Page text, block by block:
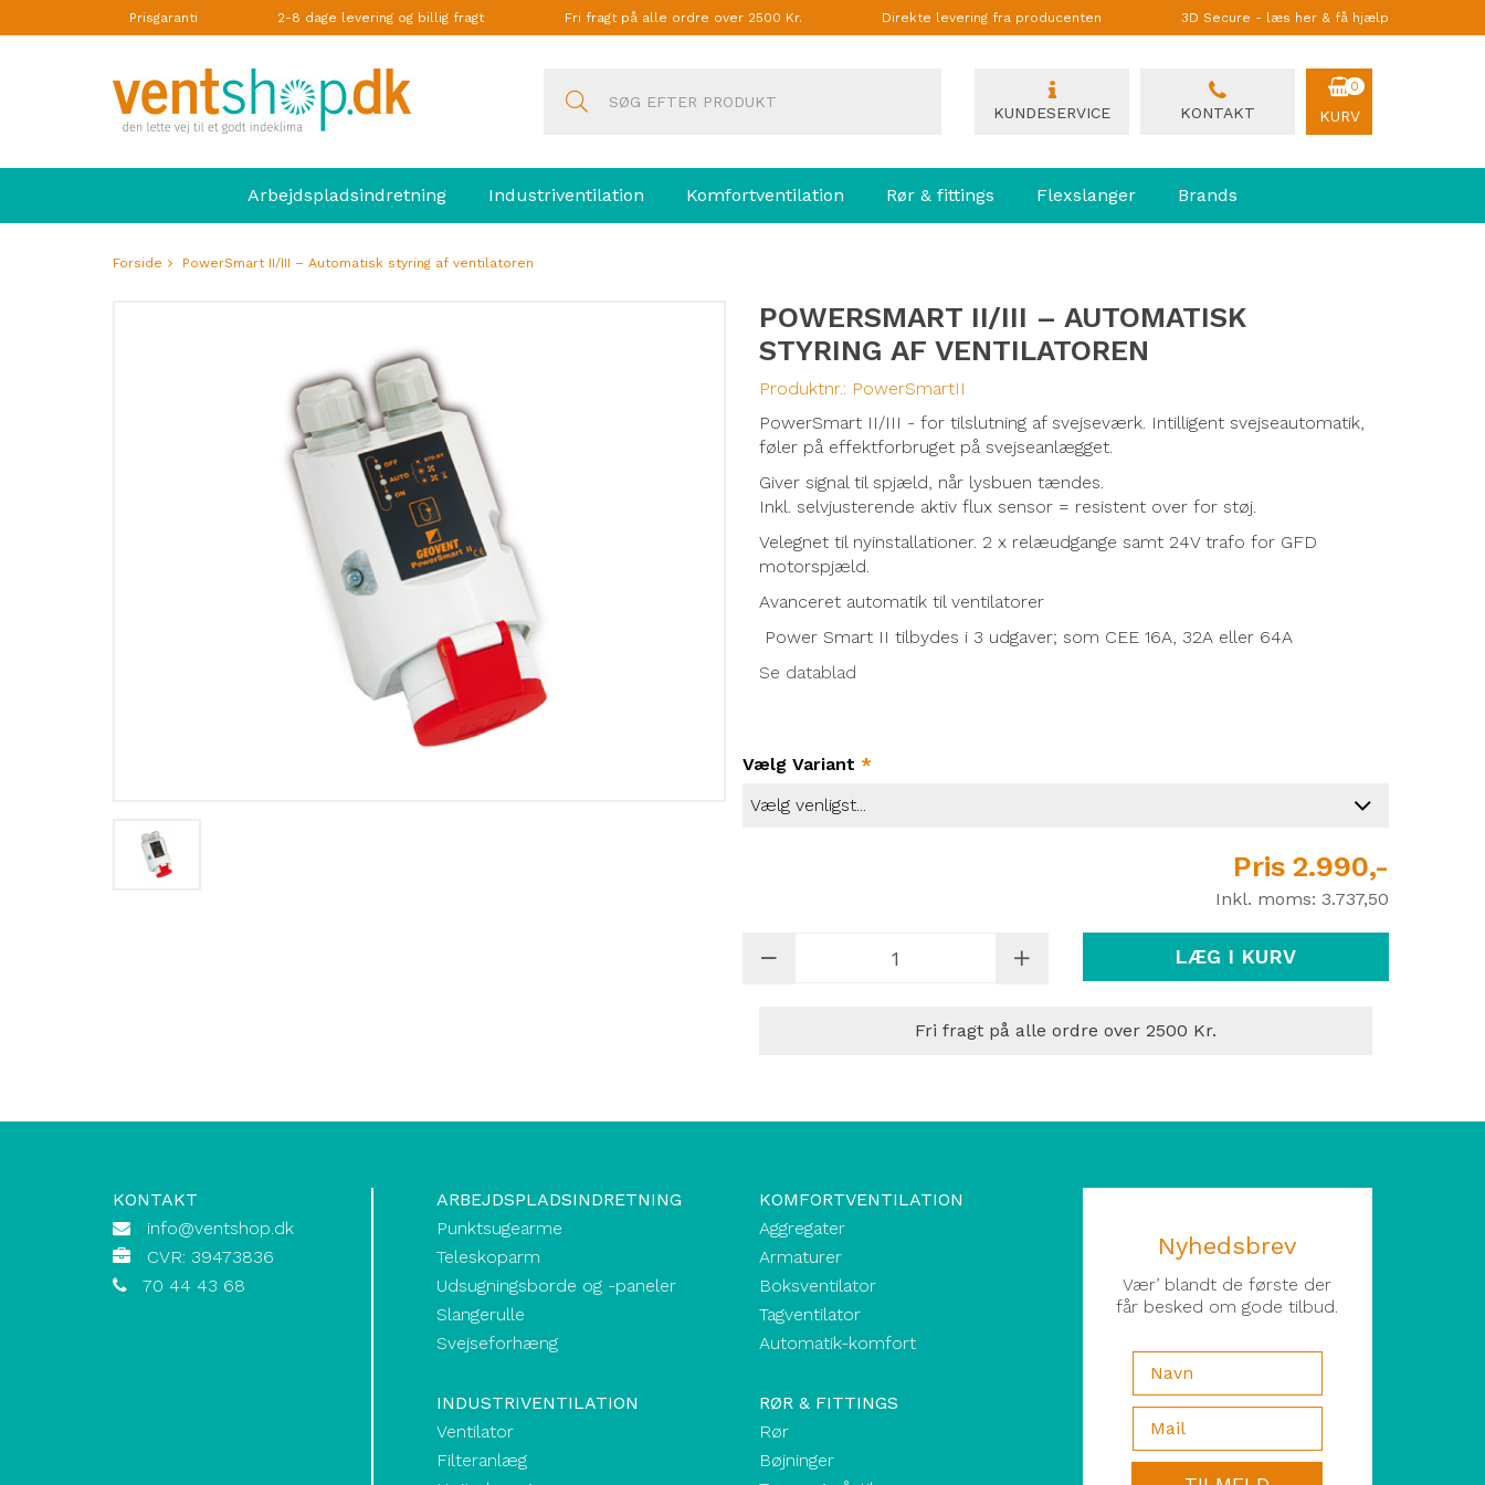
Prisgaranti 2-8 dage levering og billig fragt Fri fragt på alle ordre over 2500 Kr. Direkte levering fra producenten 3D Secure - læs her & få hjælp
KUNDESERVICE KONTAKT
0
KURV
Arbejdspladsindretning Industriventilation Komfortventilation Rør & fittings Flexslanger Brands
Forside PowerSmart II/III – Automatisk styring af ventilatoren
POWERSMART II/III – AUTOMATISK
STYRING AF VENTILATOREN
Produktnr.: PowerSmartII
PowerSmart II/III - for tilslutning af svejseværk. Intilligent svejseautomatik,
føler på effektforbruget på svejseanlægget.
Giver signal til spjæld, når lysbuen tændes.
Inkl. selvjusterende aktiv flux sensor = resistent over for støj.
Velegnet til nyinstallationer. 2 x relæudgange samt 24V trafo for GFD
motorspjæld.
Avanceret automatik til ventilatorer
Power Smart II tilbydes i 3 udgaver; som CEE 16A, 32A eller 64A
Se datablad
Vælg Variant *
Pris 2.990,-
Inkl. moms: 3.737,50
LÆG I KURV
Fri fragt på alle ordre over 2500 Kr.
KONTAKT
info@ventshop.dk
CVR: 39473836
70 44 43 68
ARBEJDSPLADSINDRETNING
Punktsugearme
Teleskoparm
Udsugningsborde og -paneler
Slangerulle
Svejseforhæng
INDUSTRIVENTILATION
Ventilator
Filteranlæg
KOMFORTVENTILATION
Aggregater
Armaturer
Boksventilator
Tagventilator
Automatik-komfort
RØR & FITTINGS
Rør
Bøjninger
Nyhedsbrev
Vær’ blandt de første der
får besked om gode tilbud.